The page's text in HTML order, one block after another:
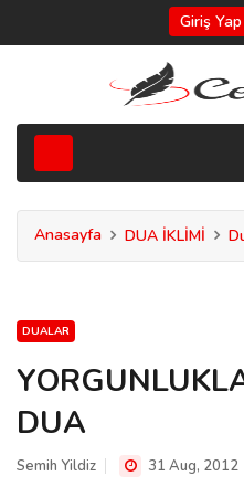
Giriş
Anasayfa DUA İKLİMİ
DUALAR
DUA
Semih Yildiz 31 Aug, 2012